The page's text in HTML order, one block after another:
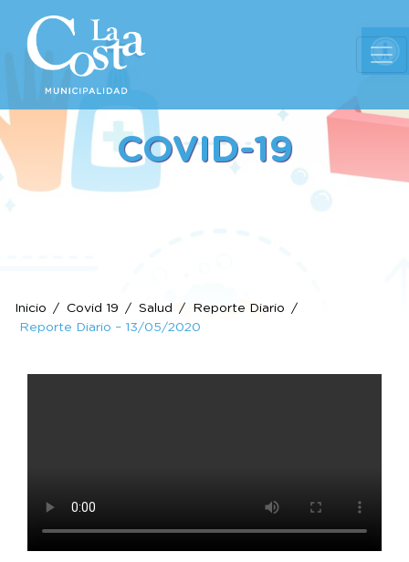
COVID-19
Inicio Covid 19 Salud
Reporte Diario
Reporte Diario – 13/05/2020